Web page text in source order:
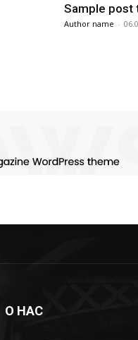
Sample post
Author name -
О НАС